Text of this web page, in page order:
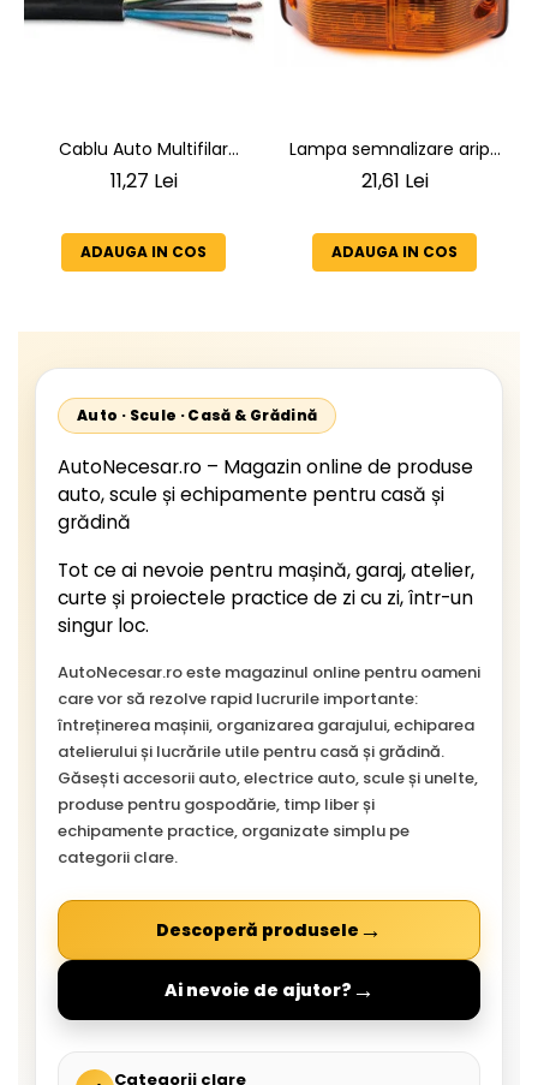
Cablu Auto Multifilar
7x1,5mm² - Rezistent și
11,27 Lei
ADAUGA IN COS
Lampa semnalizare aripa
VW LT 2 05.1996-12.2005 ;
1996-2002; Unimog 1949-;
Neoplan Euroliner,
21,61 Lei
ADAUGA IN COS
Auto · Scule · Casă & Grădină
AutoNecesar.ro – Magazin online de produse
auto, scule și echipamente pentru casă și
grădină
Tot ce ai nevoie pentru mașină, garaj, atelier,
curte și proiectele practice de zi cu zi, într-un
singur loc.
AutoNecesar.ro este magazinul online pentru oameni
care vor să rezolve rapid lucrurile importante:
întreținerea mașinii, organizarea garajului, echiparea
atelierului și lucrările utile pentru casă și grădină.
Găsești accesorii auto, electrice auto, scule și unelte,
produse pentru gospodărie, timp liber și
echipamente practice, organizate simplu pe
categorii clare.
Descoperă produsele →
Ai nevoie de ajutor? →
Categorii clare